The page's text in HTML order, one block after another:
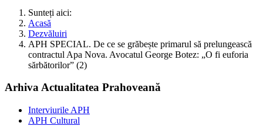
Sunteți aici:
Acasă
Dezvăluiri
APH SPECIAL. De ce se grăbește primarul să prelungească
contractul Apa Nova. Avocatul George Botez: „O fi euforia
sărbătorilor” (2)
Arhiva Actualitatea Prahoveană
Interviurile APH
APH Cultural